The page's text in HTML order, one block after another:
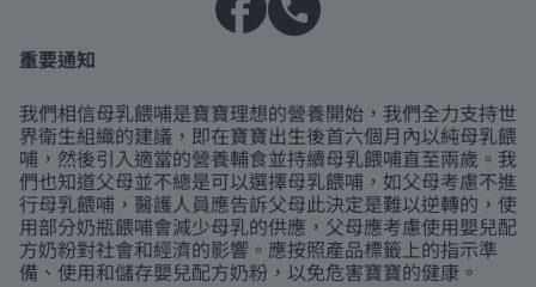
重要通知
我們相信母乳餵哺是寶寶理想的營養開始，我們全力支持世
界衛生組織的建議，即在寶寶出生後首六個月內以純母乳餵
哺，然後引入適當的營養輔食並持續母乳餵哺直至兩歲。我
們也知道父母並不總是可以選擇母乳餵哺，如父母考慮不進
行母乳餵哺，醫護人員應告訴父母此決定是難以逆轉的，使
用部分奶瓶餵哺會減少母乳的供應，父母應考慮使用嬰兒配
方奶粉對社會和經濟的影響。應按照產品標籤上的指示準
備、使用和儲存嬰兒配方奶粉，以免危害寶寶的健康。